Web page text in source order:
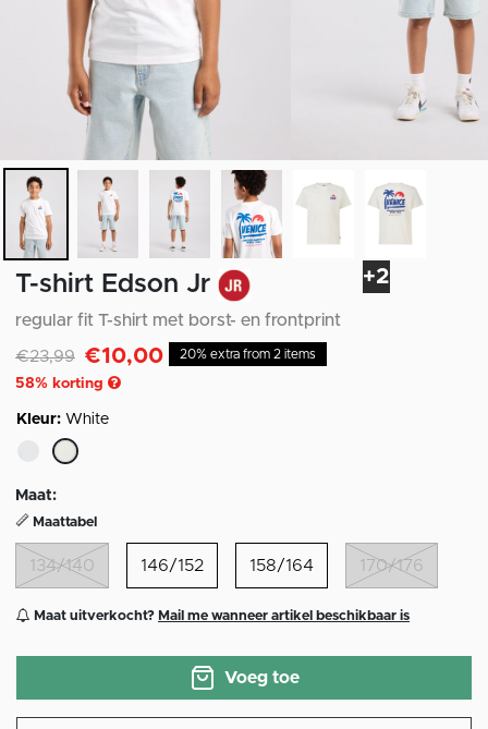
+2
T-shirt Edson Jr
regular fit T-shirt met borst- en frontprint
Afgeprijsd van
€23,99naar
€10,00
58% korting
20% extra from 2 items
Kleur: White
Maat:
Maattabel
134/140 146/152 158/164 170/176
Maat uitverkocht? Mail me wanneer artikel beschikbaar is
Voeg toe